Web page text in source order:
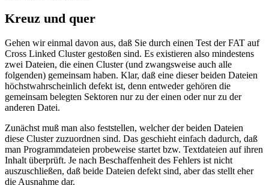
Kreuz und quer
Gehen wir einmal davon aus, daß Sie durch einen Test der FAT auf
Cross Linked Cluster gestoßen sind. Es existieren also mindestens
zwei Dateien, die einen Cluster (und zwangsweise auch alle
folgenden) gemeinsam haben. Klar, daß eine dieser beiden Dateien
höchstwahrscheinlich defekt ist, denn entweder gehören die
gemeinsam belegten Sektoren nur zu der einen oder nur zu der
anderen Datei.
Zunächst muß man also feststellen, welcher der beiden Dateien
diese Cluster zuzuordnen sind. Das geschieht einfach dadurch, daß
man Programmdateien probeweise startet bzw. Textdateien auf ihren
Inhalt überprüft. Je nach Beschaffenheit des Fehlers ist nicht
auszuschließen, daß beide Dateien defekt sind, aber das stellt eher
die Ausnahme dar.